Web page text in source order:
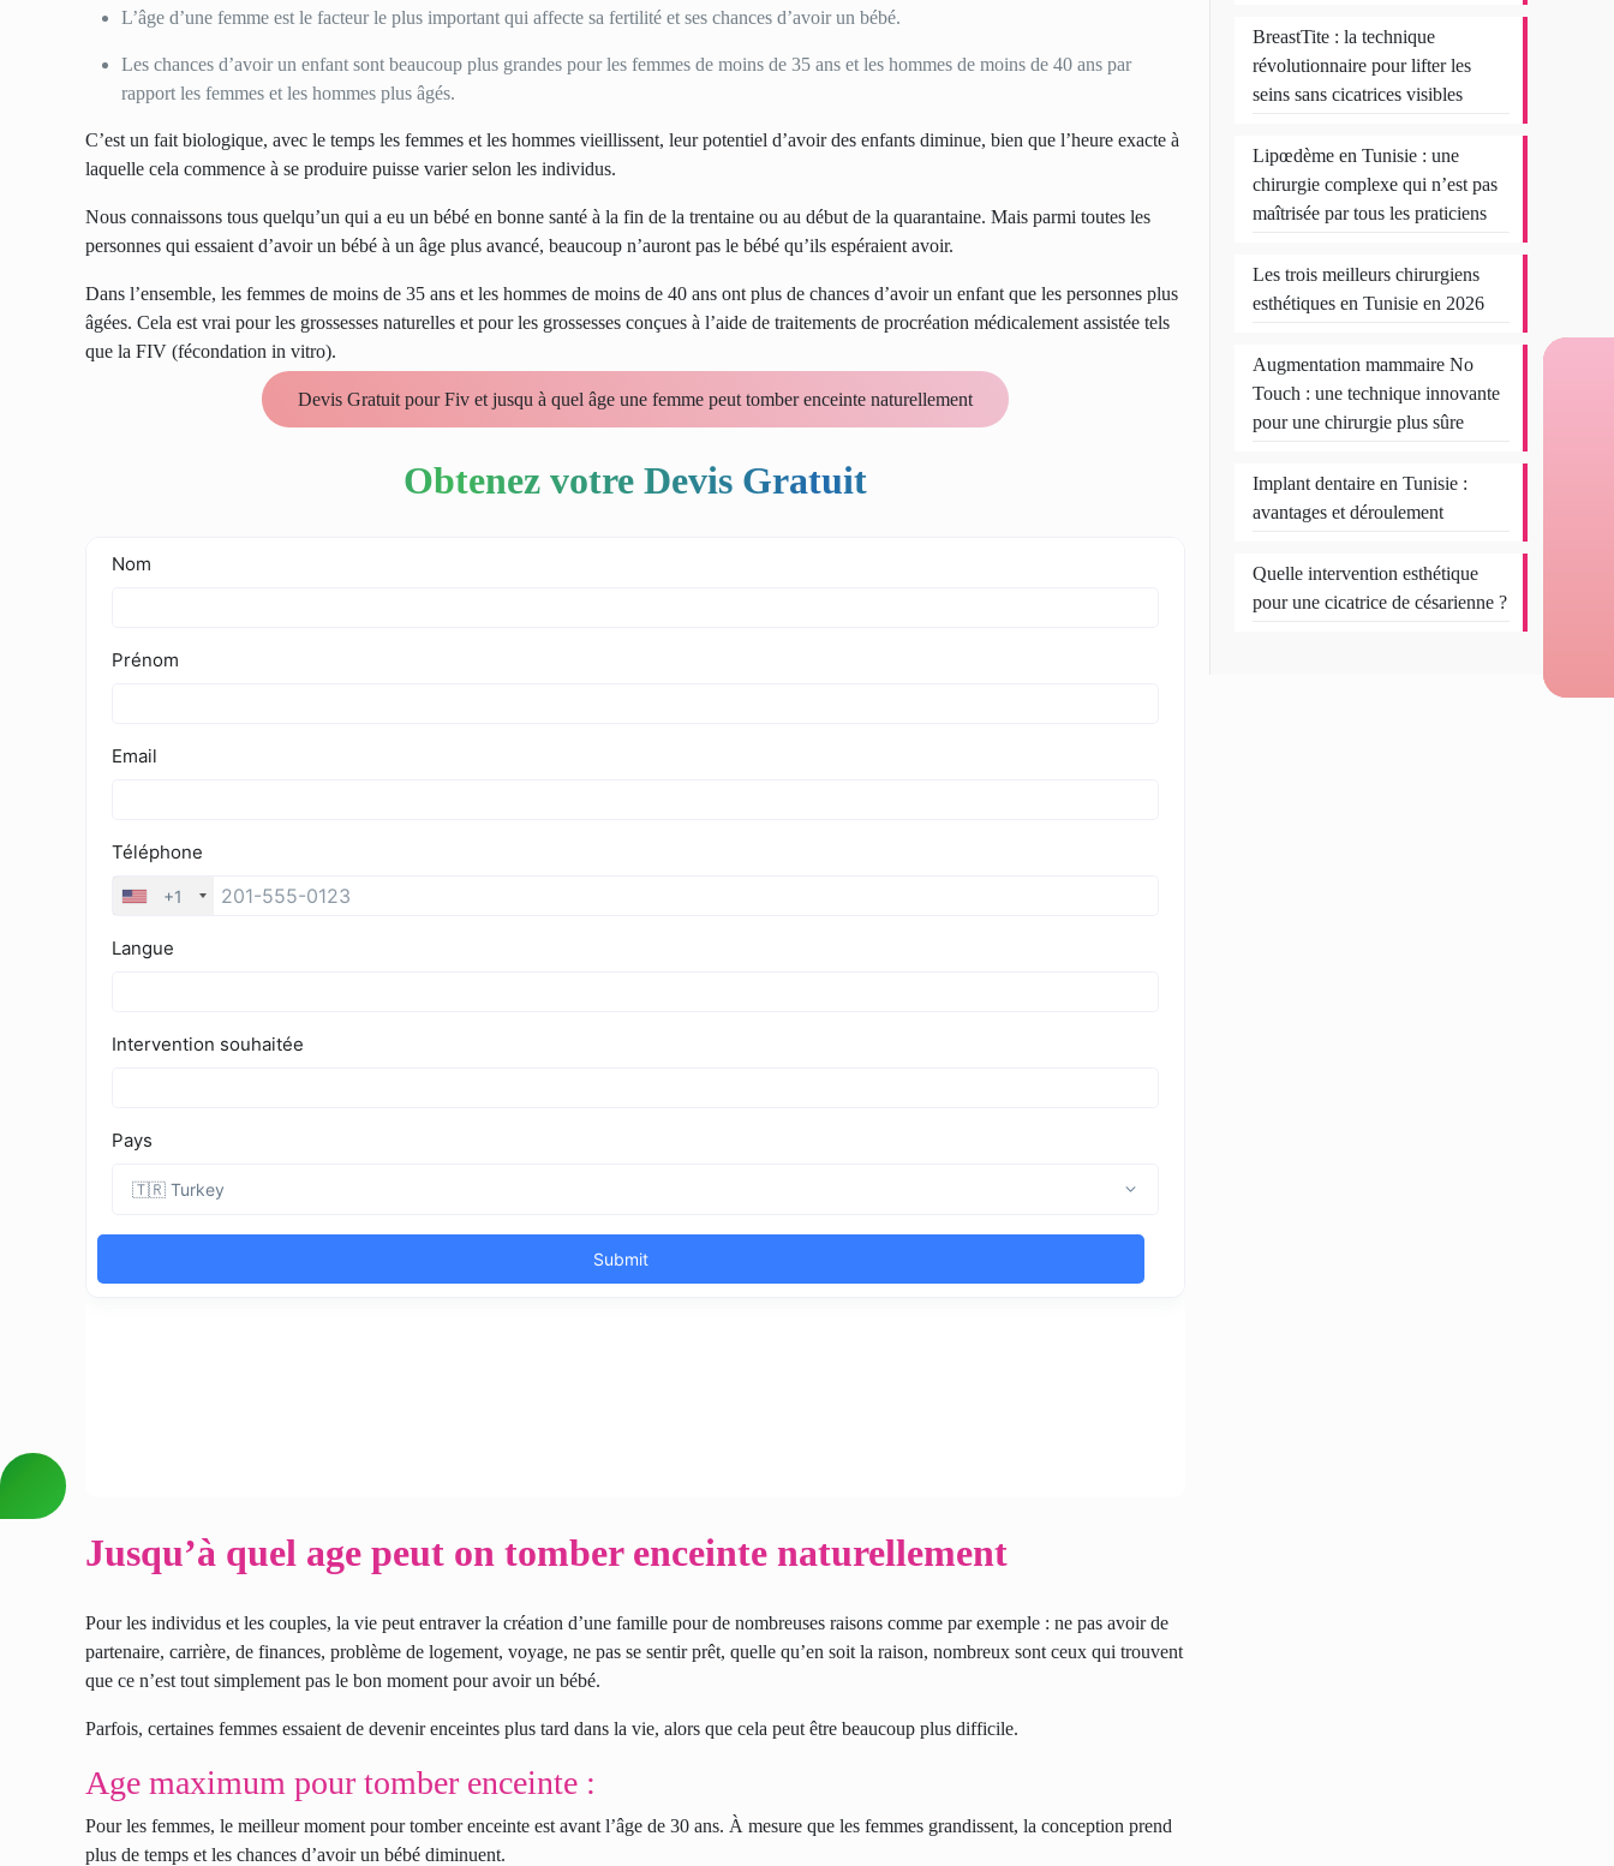
L’âge d’une femme est le facteur le plus important qui affecte sa fertilité et ses chances d’avoir un bébé.
Les chances d’avoir un enfant sont beaucoup plus grandes pour les femmes de moins de 35 ans et les hommes de moins de 40 ans par
rapport les femmes et les hommes plus âgés.
C’est un fait biologique, avec le temps les femmes et les hommes vieillissent, leur potentiel d’avoir des enfants diminue, bien que l’heure exacte à
laquelle cela commence à se produire puisse varier selon les individus.
Nous connaissons tous quelqu’un qui a eu un bébé en bonne santé à la fin de la trentaine ou au début de la quarantaine. Mais parmi toutes les
personnes qui essaient d’avoir un bébé à un âge plus avancé, beaucoup n’auront pas le bébé qu’ils espéraient avoir.
Dans l’ensemble, les femmes de moins de 35 ans et les hommes de moins de 40 ans ont plus de chances d’avoir un enfant que les personnes plus
âgées. Cela est vrai pour les grossesses naturelles et pour les grossesses conçues à l’aide de traitements de procréation médicalement assistée tels
que la FIV (fécondation in vitro).
Devis Gratuit pour Fiv et jusqu à quel âge une femme peut tomber enceinte naturellement
Obtenez votre Devis Gratuit
Jusqu’à quel age peut on tomber enceinte naturellement
Pour les individus et les couples, la vie peut entraver la création d’une famille pour de nombreuses raisons comme par exemple : ne pas avoir de
partenaire, carrière, de finances, problème de logement, voyage, ne pas se sentir prêt, quelle qu’en soit la raison, nombreux sont ceux qui trouvent
que ce n’est tout simplement pas le bon moment pour avoir un bébé.
Parfois, certaines femmes essaient de devenir enceintes plus tard dans la vie, alors que cela peut être beaucoup plus difficile.
Age maximum pour tomber enceinte :
Pour les femmes, le meilleur moment pour tomber enceinte est avant l’âge de 30 ans. À mesure que les femmes grandissent, la conception prend
plus de temps et les chances d’avoir un bébé diminuent.
BreastTite : la technique
révolutionnaire pour lifter les
seins sans cicatrices visibles
Lipœdème en Tunisie : une
chirurgie complexe qui n’est pas
maîtrisée par tous les praticiens
Les trois meilleurs chirurgiens
esthétiques en Tunisie en 2026
Augmentation mammaire No
Touch : une technique innovante
pour une chirurgie plus sûre
Implant dentaire en Tunisie :
avantages et déroulement
Quelle intervention esthétique
pour une cicatrice de césarienne ?